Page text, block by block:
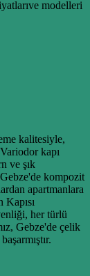
modelleri
kalitesiyle,
kapı
ve şık
Gebze'de kompozit
apartmanlara
her türlü
Gebze'de çelik